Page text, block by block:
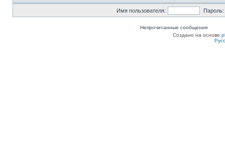
Имя пользователя: Пароль:
Непрочитанные сообщения
Создано на основе